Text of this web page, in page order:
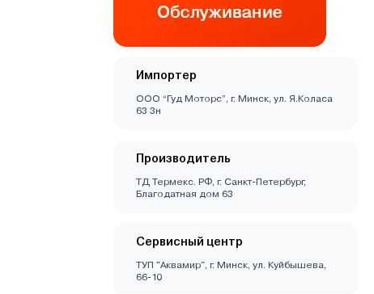
Импортер
ООО “Гуд Моторс”, г. Минск, ул. Я.Коласа
63 3н
Производитель
ТД Термекс. РФ, г. Санкт-Петербург,
Благодатная дом 63
Сервисный центр
ТУП "Аквамир", г. Минск, ул. Куйбышева,
66-10